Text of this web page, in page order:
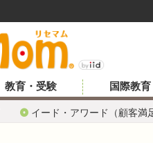
イード・アワード（顧客満
教育・受験 国際教育